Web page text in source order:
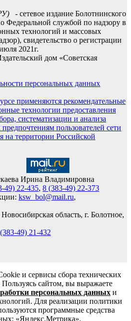
- сетевое издание Болотнинского
Федеральной службой по надзору в
технологий и массовых
свидетельство о регистрации
2021г.
дом «Советская
персональных данных
применяются рекомендательные
технологии предоставления
систематизации и анализа
пользователей сети
на территории Российской
Ирина Владимировна
49) 22-435, 8 (383-49) 22-373
ksw_bol@mail.ru,
область, г. Болотное,
49) 21-432
и сервисы сбора технических
Пользуясь сайтом, вы выражаете
персональных данных и
Для реализации политики
программные средства
«Яндекс.Метрика»,